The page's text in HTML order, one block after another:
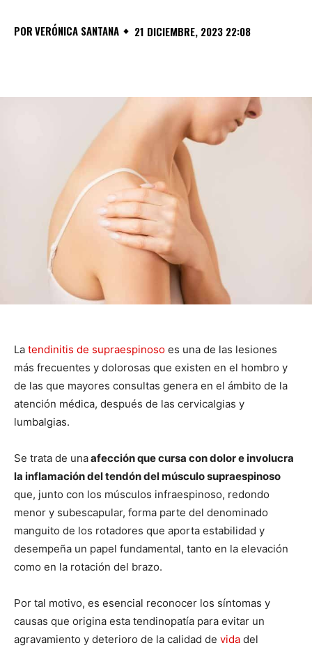
PORVERÓNICA SANTANA 21 DICIEMBRE, 2023 22:08
La tendinitis de supraespinoso es una de las lesiones
más frecuentes y dolorosas que existen en el hombro y
de las que mayores consultas genera en el ámbito de la
atención médica, después de las cervicalgias y
lumbalgias.
Se trata de unaafección que cursa con dolor e involucra
la inflamación del tendón del músculo supraespinoso
que, junto con los músculos infraespinoso, redondo
menor y subescapular, forma parte del denominado
manguito de los rotadores que aporta estabilidad y
desempeña un papel fundamental, tanto en la elevación
como en la rotación del brazo.
Por tal motivo, es esencial reconocer los síntomas y
causas que origina esta tendinopatía para evitar un
agravamiento y deterioro de la calidad de vida del